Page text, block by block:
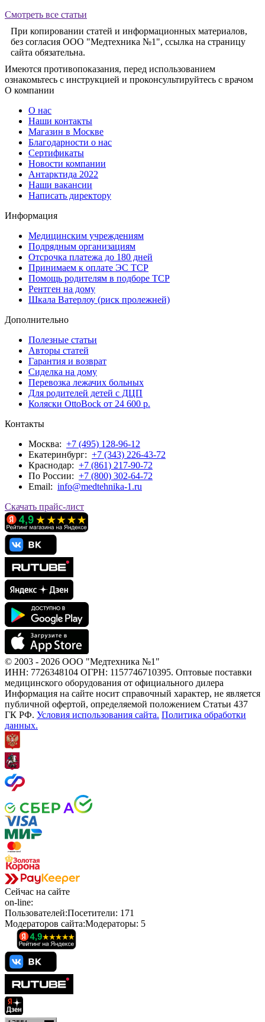
Смотреть все статьи
При копировании статей и информационных материалов,
без согласия ООО "Медтехника №1", ссылка на страницу
сайта обязательна.
Имеются противопоказания, перед использованием
ознакомьтесь с инструкцией и проконсультируйтесь с врачом
О компании
О нас
Наши контакты
Магазин в Москве
Благодарности о нас
Сертификаты
Новости компании
Антарктида 2022
Наши вакансии
Написать директору
Информация
Медицинским учреждениям
Подрядным организациям
Отсрочка платежа до 180 дней
Принимаем к оплате ЭС ТСР
Помощь родителям в подборе ТСР
Рентген на дому
Шкала Ватерлоу (риск пролежней)
Дополнительно
Полезные статьи
Авторы статей
Гарантия и возврат
Сиделка на дому
Перевозка лежачих больных
Для родителей детей с ДЦП
Коляски OttoBock от 24 600 р.
Контакты
Москва: +7 (495) 128-96-12
Екатеринбург: +7 (343) 226-43-72
Краснодар: +7 (861) 217-90-72
По Росcии: +7 (800) 302-64-72
Email: info@medtehnika-1.ru
Скачать прайс-лист
© 2003 - 2026 ООО "Медтехника №1"
ИНН: 7726348104 ОГРН: 1157746710395. Оптовые поставки
медицинского оборудования от официального дилера
Информация на сайте носит справочный характер, не является
публичной офертой, определяемой положением Статьи 437
ГК РФ. Условия использования сайта. Политика обработки
данных.
Сейчас на сайте
on-line:
Пользователей:Посетители: 171
Модераторов сайта:Модераторы: 5